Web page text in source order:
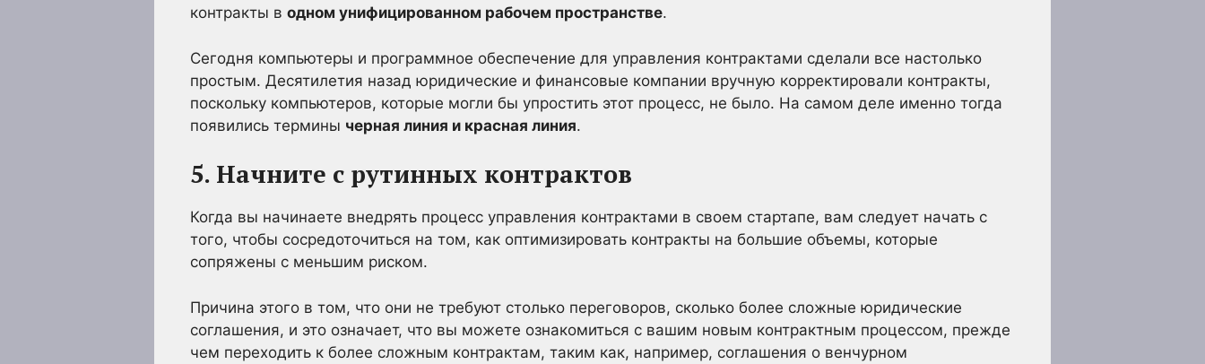
контракты в одном унифицированном рабочем пространстве.
Сегодня компьютеры и программное обеспечение для управления контрактами сделали все настолько
простым. Десятилетия назад юридические и финансовые компании вручную корректировали контракты,
поскольку компьютеров, которые могли бы упростить этот процесс, не было. На самом деле именно тогда
появились термины черная линия и красная линия.
5. Начните с рутинных контрактов
Когда вы начинаете внедрять процесс управления контрактами в своем стартапе, вам следует начать с
того, чтобы сосредоточиться на том, как оптимизировать контракты на большие объемы, которые
сопряжены с меньшим риском.
Причина этого в том, что они не требуют столько переговоров, сколько более сложные юридические
соглашения, и это означает, что вы можете ознакомиться с вашим новым контрактным процессом, прежде
чем переходить к более сложным контрактам, таким как, например, соглашения о венчурном